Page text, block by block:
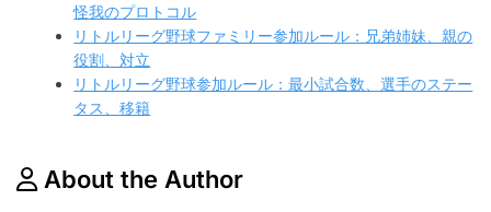
怪我のプロトコル
リトルリーグ野球ファミリー参加ルール：兄弟姉妹、親の
役割、対立
リトルリーグ野球参加ルール：最小試合数、選手のステー
タス、移籍
About the Author